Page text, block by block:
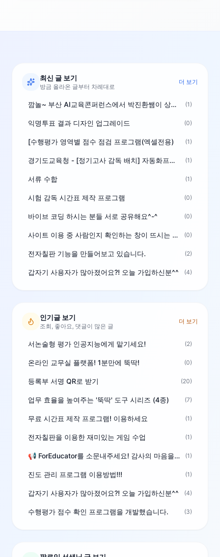
최신 글 보기
방금 올라온 글부터 차례대로
더 보기
깜놀~ 부산 AI교육콘퍼런스에서 박진환쌤이 상받으려 나오셨네요~ ^^ (1)
익명투표 결과 디자인 업그레이드 (0)
[수행평가 영역별 점수 점검 프로그램(엑셀전용) (1)
경기도교육청 - [정기고사 감독 배치] 자동화프로그램 보급 (1)
서류 수합 (1)
시험 감독 시간표 제작 프로그램 (0)
바이브 코딩 하시는 분들 서로 공유해요^-^ (0)
사이트 이용 중 사람인지 확인하는 창이 뜨시는 분은 알려주세요 (0)
전자칠판 기능을 만들어보고 있습니다. (2)
갑자기 사용자가 많아졌어요?! 오늘 가입하신분^^ (4)
인기글 보기
조회, 좋아요, 댓글이 많은 글
더 보기
서논술형 평가 인공지능에게 맡기세요! (2)
온라인 교무실 플랫폼! 1분만에 뚝딱! (0)
등록부 서명 QR로 받기 (20)
업무 효율을 높여주는 '뚝딱' 도구 시리즈 (4종) (7)
무료 시간표 제작 프로그램! 이용하세요 (1)
전자칠판을 이용한 재미있는 게임 수업 (1)
📢 ForEducator를 소문내주세요! 감사의 마음을 담은 포인트 선물 (1)
진도 관리 프로그램 이용방법!!! (1)
갑자기 사용자가 많아졌어요?! 오늘 가입하신분^^ (4)
수행평가 점수 확인 프로그램을 개발했습니다. (3)